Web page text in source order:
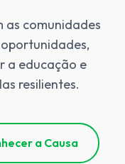
as comunidades
a educação e
resilientes.
a Causa